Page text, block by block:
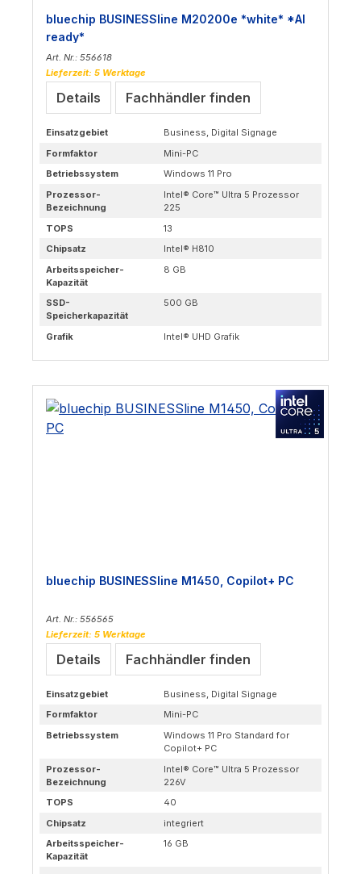
bluechip BUSINESSline M20200e *white* *AI
ready*
Art. Nr.: 556618
Lieferzeit: 5 Werktage
Details Fachhändler finden
Einsatzgebiet
Business, Digital Signage
Formfaktor
Mini-PC
Betriebssystem
Windows 11 Pro
Prozessor-
Bezeichnung
Intel® Core™ Ultra 5 Prozessor
225
TOPS
13
Chipsatz
Intel® H810
Arbeitsspeicher-
Kapazität
8 GB
SSD-
Speicherkapazität
500 GB
Grafik Intel® UHD Grafik
bluechip BUSINESSline M1450, Copilot+ PC
Art. Nr.: 556565
Lieferzeit: 5 Werktage
Details Fachhändler finden
Einsatzgebiet
Business, Digital Signage
Formfaktor
Mini-PC
Betriebssystem
Windows 11 Pro Standard for
Copilot+ PC
Prozessor-
Bezeichnung
Intel® Core™ Ultra 5 Prozessor
226V
TOPS
40
Chipsatz
integriert
Arbeitsspeicher-
Kapazität
16 GB